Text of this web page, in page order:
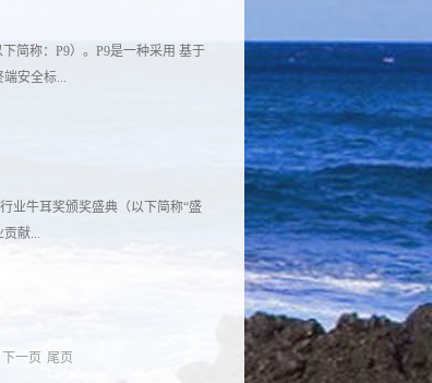
于2015年3月23日收到中国证券监
资金暨关联交易事项获得无条件通
bulletin_detail/true/1200731755?
简称：P9）。P9是一种采用 基于
安全标...
销+营销的综合性服务。为了满足
键盘4寸屏版本，P92为6寸大屏
业牛耳奖颁奖盛典（以下简称“盛
献...
下一页 尾页